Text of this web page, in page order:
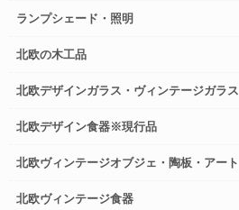
ランプシェード・照明
北欧の木工品
北欧デザインガラス・ヴィンテージガラス
北欧デザイン食器※現行品
北欧ヴィンテージオブジェ・陶板・アート
北欧ヴィンテージ食器